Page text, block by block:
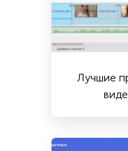
Лучшие